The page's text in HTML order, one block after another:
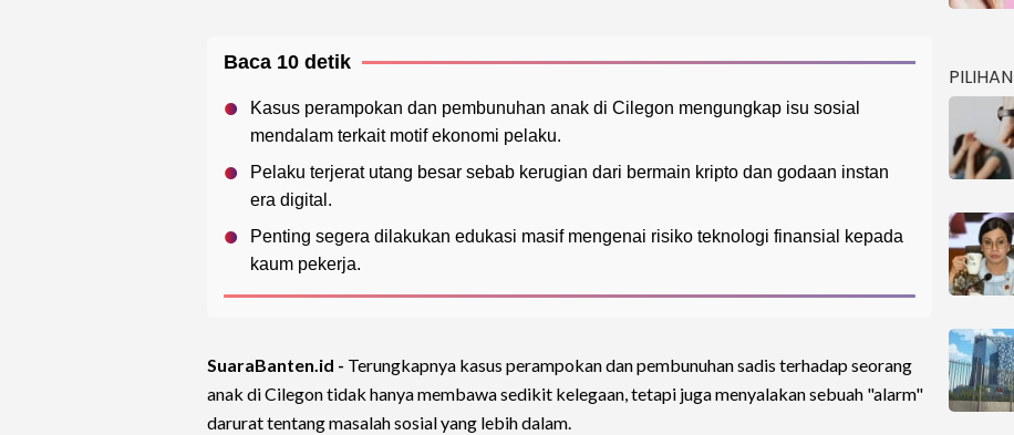
Baca 10 detik
Kasus perampokan dan pembunuhan anak di Cilegon mengungkap isu sosial
mendalam terkait motif ekonomi pelaku.
Pelaku terjerat utang besar sebab kerugian dari bermain kripto dan godaan instan
era digital.
Penting segera dilakukan edukasi masif mengenai risiko teknologi finansial kepada
kaum pekerja.
SuaraBanten.id - Terungkapnya kasus perampokan dan pembunuhan sadis terhadap seorang
anak di Cilegon tidak hanya membawa sedikit kelegaan, tetapi juga menyalakan sebuah "alarm"
darurat tentang masalah sosial yang lebih dalam.
PILIHAN